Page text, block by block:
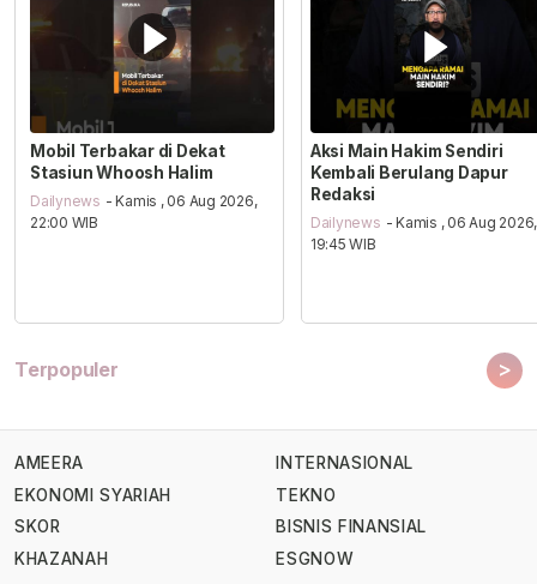
Mobil Terbakar di Dekat
Stasiun Whoosh Halim
Dailynews - Kamis , 06 Aug 2026,
22:00 WIB
Aksi Main Hakim Sendiri
Kembali Berulang Dapur
Redaksi
Dailynews - Kamis , 06 Aug 2026,
19:45 WIB
Terpopuler >
AMEERA
EKONOMI SYARIAH
SKOR
KHAZANAH
INTERNASIONAL
TEKNO
BISNIS FINANSIAL
ESGNOW